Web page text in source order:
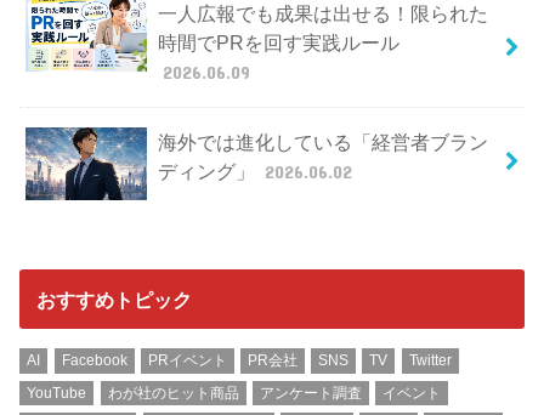
一人広報でも成果は出せる！限られた
時間でPRを回す実践ルール
2026.06.09
海外では進化している「経営者ブラン
ディング」
2026.06.02
おすすめトピック
AI Facebook PRイベント PR会社 SNS TV
Twitter
YouTube
わが社のヒット商品 アンケート調査
イベント